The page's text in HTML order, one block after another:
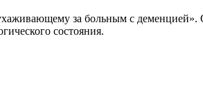
за больным с деменцией».
состояния.